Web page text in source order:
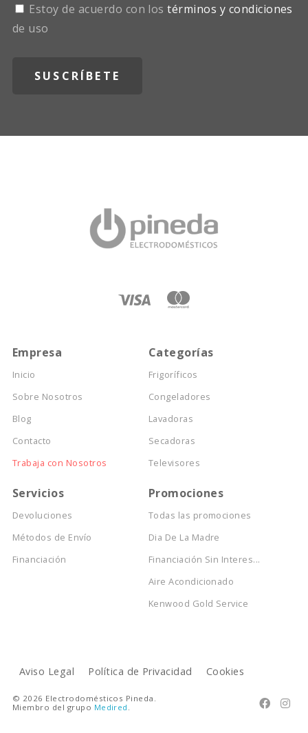
Estoy de acuerdo con lostérminos y condiciones
de uso
Empresa
Inicio
Sobre Nosotros
Blog
Contacto
Trabaja con Nosotros
Categorías
Frigoríficos
Congeladores
Lavadoras
Secadoras
Televisores
Servicios
Devoluciones
Métodos de Envío
Financiación
Promociones
Todas las promociones
Dia De La Madre
Financiación Sin Interes...
Aire Acondicionado
Kenwood Gold Service
Aviso Legal Política de Privacidad Cookies
 
© 2026 Electrodomésticos Pineda.
Miembro del grupo Medired